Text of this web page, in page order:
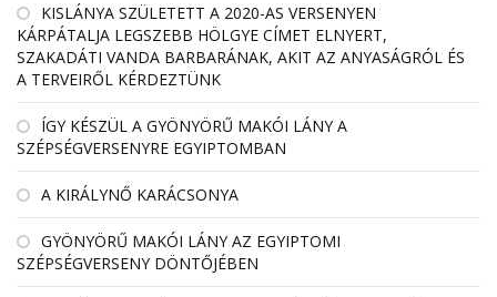
KISLÁNYA SZÜLETETT A 2020-AS VERSENYEN
KÁRPÁTALJA LEGSZEBB HÖLGYE CÍMET ELNYERT,
SZAKADÁTI VANDA BARBARÁNAK, AKIT AZ ANYASÁGRÓL ÉS
A TERVEIRŐL KÉRDEZTÜNK
ÍGY KÉSZÜL A GYÖNYÖRŰ MAKÓI LÁNY A
SZÉPSÉGVERSENYRE EGYIPTOMBAN
A KIRÁLYNŐ KARÁCSONYA
GYÖNYÖRŰ MAKÓI LÁNY AZ EGYIPTOMI
SZÉPSÉGVERSENY DÖNTŐJÉBEN